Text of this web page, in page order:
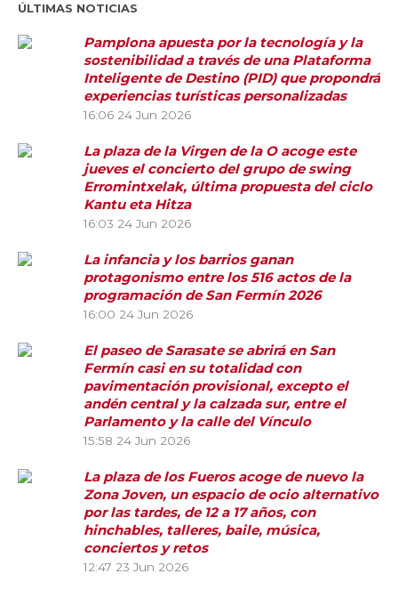
ÚLTIMAS NOTICIAS
Pamplona apuesta por la tecnología y la
sostenibilidad a través de una Plataforma
Inteligente de Destino (PID) que propondrá
experiencias turísticas personalizadas
16:06 24 Jun 2026
La plaza de la Virgen de la O acoge este
jueves el concierto del grupo de swing
Erromintxelak, última propuesta del ciclo
Kantu eta Hitza
16:03 24 Jun 2026
La infancia y los barrios ganan
protagonismo entre los 516 actos de la
programación de San Fermín 2026
16:00 24 Jun 2026
El paseo de Sarasate se abrirá en San
Fermín casi en su totalidad con
pavimentación provisional, excepto el
andén central y la calzada sur, entre el
Parlamento y la calle del Vínculo
15:58 24 Jun 2026
La plaza de los Fueros acoge de nuevo la
Zona Joven, un espacio de ocio alternativo
por las tardes, de 12 a 17 años, con
hinchables, talleres, baile, música,
conciertos y retos
12:47 23 Jun 2026